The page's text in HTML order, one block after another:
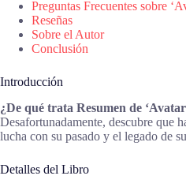
Preguntas Frecuentes sobre
Reseñas
Sobre el Autor
Conclusión
Introducción
¿De qué trata Resumen de
Desafortunadamente, descubre que
lucha con su pasado y el legado de
Detalles del Libro